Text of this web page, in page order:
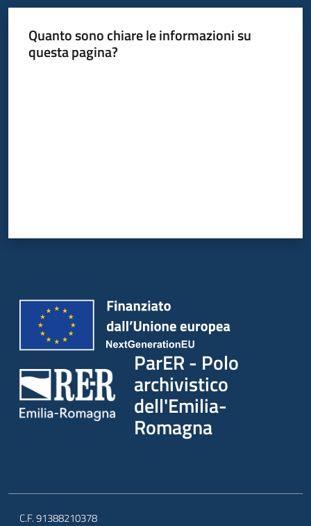
Quanto sono chiare le informazioni su
questa pagina?
ParER - Polo
archivistico
dell'Emilia-
Romagna
C.F. 91388210378